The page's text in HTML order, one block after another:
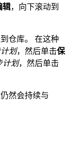
辑，向下滚动到
仓库。 在这种
划，然后单击保
计划，然后单击
然会持续与